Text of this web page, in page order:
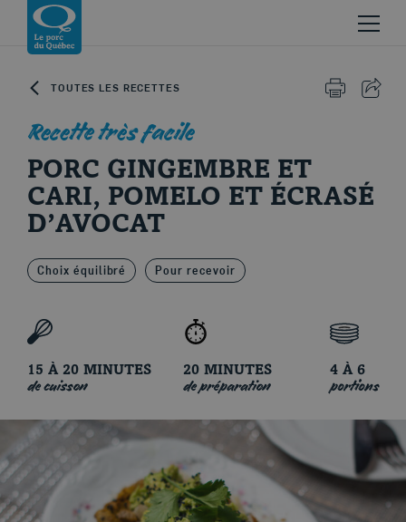
Skip to content
Revenir à la page d’accueil
Coupes et cuissons
TOUTES LES RECETTES IMPRIMER
Recette très facile
PORC GINGEMBRE ET
CARI, POMELO ET ÉCRASÉ
D’AVOCAT
Choix équilibré Pour recevoir
15 À 20 MINUTES
de cuisson
20 MINUTES
de préparation
4 À 6
portions